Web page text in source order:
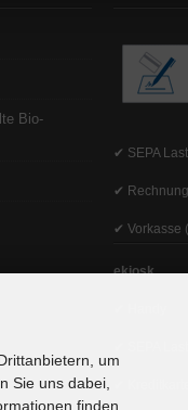
Bio-
✔ SEPA
✔ Rechnung
✔ Vorkasse
ekiosk
um
Sie uns dabei,
finden